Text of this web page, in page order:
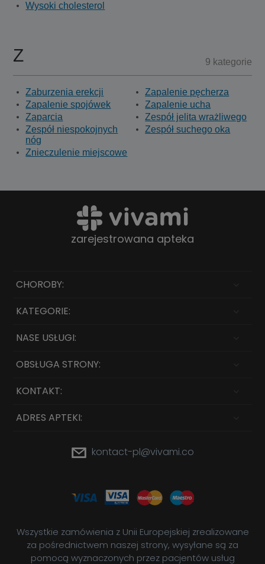
Wysoki cholesterol
Z 9 kategorie
Zaburzenia erekcji
Zapalenie pęcherza
Zapalenie spojówek
Zapalenie ucha
Zaparcia
Zespół jelita wrażliwego
Zespół niespokojnych
nóg
Zespół suchego oka
Znieczulenie miejscowe
zarejestrowana apteka
CHOROBY:
KATEGORIE:
NASE USŁUGI:
OBSŁUGA STRONY:
KONTAKT:
ADRES APTEKI:
kontact-pl@vivami.co
Wszystkie zamówienia z Unii Europejskiej zrealizowane
za pośrednictwem naszej strony, wysyłane są za
pomocą wyznaczonych przez pacjentów usług